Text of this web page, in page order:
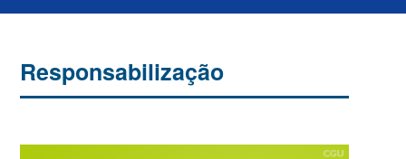
Responsabilização